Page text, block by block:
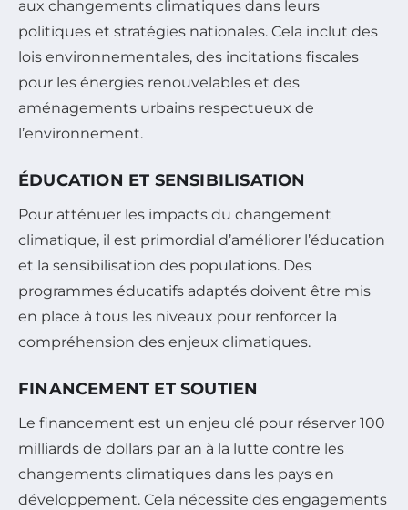
aux changements climatiques dans leurs
politiques et stratégies nationales. Cela inclut des
lois environnementales, des incitations fiscales
pour les énergies renouvelables et des
aménagements urbains respectueux de
l’environnement.
ÉDUCATION ET SENSIBILISATION
Pour atténuer les impacts du changement
climatique, il est primordial d’améliorer l’éducation
et la sensibilisation des populations. Des
programmes éducatifs adaptés doivent être mis
en place à tous les niveaux pour renforcer la
compréhension des enjeux climatiques.
FINANCEMENT ET SOUTIEN
Le financement est un enjeu clé pour réserver 100
milliards de dollars par an à la lutte contre les
changements climatiques dans les pays en
développement. Cela nécessite des engagements